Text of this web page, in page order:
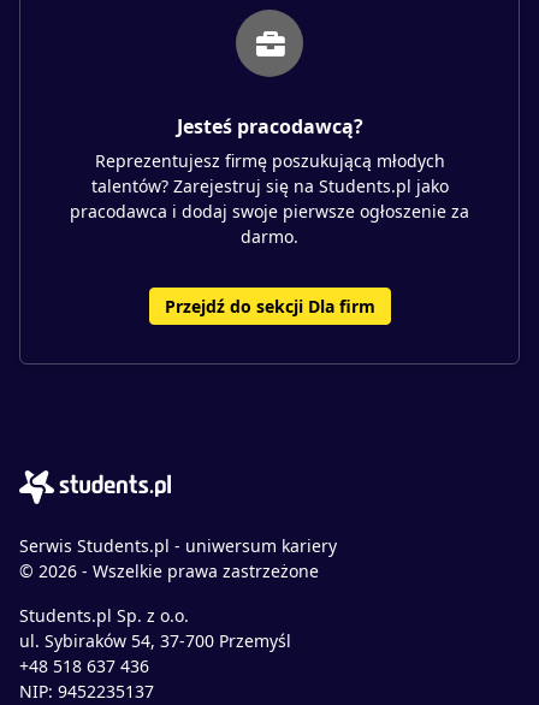
Jesteś pracodawcą?
Reprezentujesz firmę poszukującą młodych
talentów? Zarejestruj się na Students.pl jako
pracodawca i dodaj swoje pierwsze ogłoszenie za
darmo.
Przejdź do sekcji Dla firm
Serwis Students.pl - uniwersum kariery
© 2026 - Wszelkie prawa zastrzeżone
Students.pl Sp. z o.o.
ul. Sybiraków 54, 37-700 Przemyśl
+48 518 637 436
NIP: 9452235137